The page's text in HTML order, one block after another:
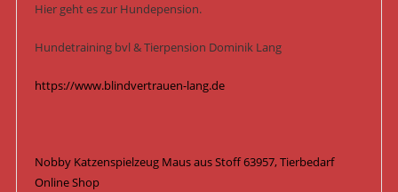
Hier geht es zur Hundepension.
Hundetraining bvl & Tierpension Dominik Lang
https://www.blindvertrauen-lang.de
Nobby Katzenspielzeug Maus aus Stoff 63957, Tierbedarf
Online Shop